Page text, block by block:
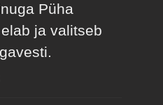
Püha
ja valitseb